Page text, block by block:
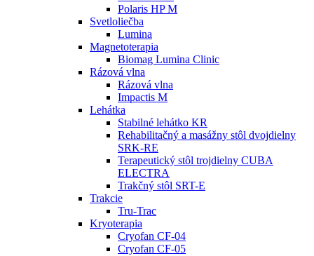
Polaris HP M
Svetloliečba
Lumina
Magnetoterapia
Biomag Lumina Clinic
Rázová vlna
Rázová vlna
Impactis M
Lehátka
Stabilné lehátko KR
Rehabilitačný a masážny stôl dvojdielny
SRK-RE
Terapeutický stôl trojdielny CUBA
ELECTRA
Trakčný stôl SRT-E
Trakcie
Tru-Trac
Kryoterapia
Cryofan CF-04
Cryofan CF-05